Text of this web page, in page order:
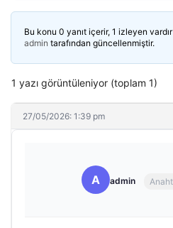
Bu konu 0 yanıt içerir, 1 izleyen
admin tarafından güncellenmiştir.
1 yazı görüntüleniyor (toplam 1)
27/05/2026: 1:39 pm
A admin